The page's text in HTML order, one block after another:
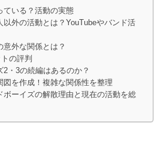
ている？活動の実態
以外の活動とは？YouTubeやバンド活
意外な関係とは？
の評判
2・3の続編はあるのか？
図を作成！複雑な関係性を整理
ボーイズの解散理由と現在の活動を総